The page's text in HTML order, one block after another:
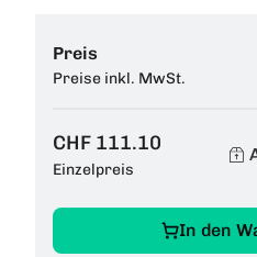
Preis
Preise inkl. MwSt.
CHF 111.10
Einzelpreis
In den